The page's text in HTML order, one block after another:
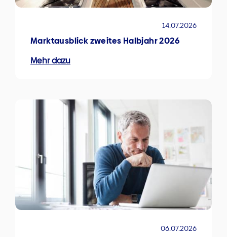
14.07.2026
Marktausblick zweites Halbjahr 2026
Mehr dazu
06.07.2026